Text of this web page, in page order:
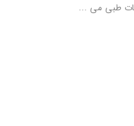
طبی می ...